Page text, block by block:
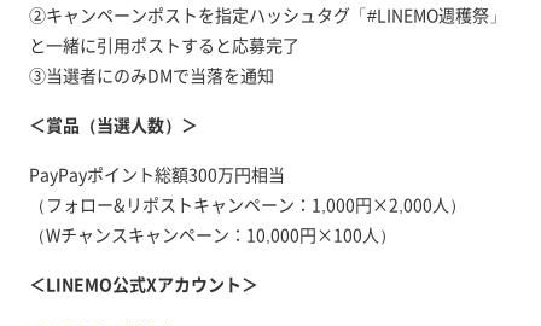
②キャンペーンポストを指定ハッシュタグ「#LINEMO週穫祭」
と一緒に引用ポストすると応募完了
③当選者にのみDMで当落を通知
＜賞品（当選人数）＞
PayPayポイント総額300万円相当
（フォロー&リポストキャンペーン：1,000円×2,000人）
（Wチャンスキャンペーン：10,000円×100人）
＜LINEMO公式Xアカウント＞